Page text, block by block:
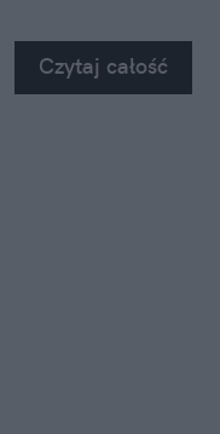
Czytaj całość